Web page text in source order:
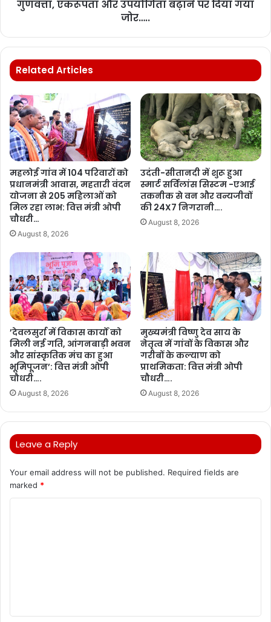
गुणवत्ता, एकरूपता और उपयोगिता बढ़ाने पर दिया गया
जोर…..
Related Articles
महलोई गांव में 104 परिवारों को
प्रधानमंत्री आवास, महतारी वंदन
योजना से 205 महिलाओं को
मिल रहा लाभ: वित्त मंत्री ओपी
चौधरी…
August 8, 2026
उदंती-सीतानदी में शुरू हुआ
स्मार्ट सर्विलांस सिस्टम -एआई
तकनीक से वन और वन्यजीवों
की 24X7 निगरानी….
August 8, 2026
’देवलसुर्रा में विकास कार्यों को
मिली नई गति, आंगनबाड़ी भवन
और सांस्कृतिक मंच का हुआ
भूमिपूजन’: वित्त मंत्री ओपी
चौधरी….
August 8, 2026
मुख्यमंत्री विष्णु देव साय के
नेतृत्व में गांवों के विकास और
गरीबों के कल्याण को
प्राथमिकता: वित्त मंत्री ओपी
चौधरी….
August 8, 2026
Leave a Reply
Your email address will not be published. Required fields are
marked *
t